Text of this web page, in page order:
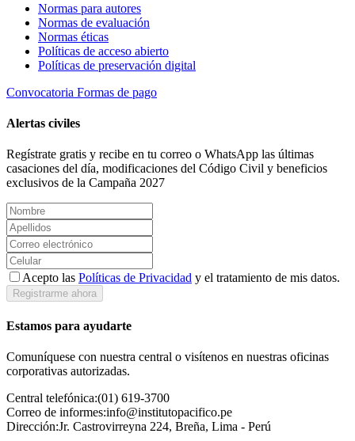
Normas para autores
Normas de evaluación
Normas éticas
Políticas de acceso abierto
Políticas de preservación digital
Convocatoria Formas de pago
Alertas civiles
Regístrate gratis y recibe en tu correo o WhatsApp las últimas
casaciones del día, modificaciones del Código Civil y beneficios
exclusivos de la Campaña 2027
Acepto las Políticas de Privacidad y el tratamiento de mis datos.
Registrarme ahora
Estamos para ayudarte
Comuníquese con nuestra central o visítenos en nuestras oficinas
corporativas autorizadas.
Central telefónica:(01) 619-3700
Correo de informes:info@institutopacifico.pe
Dirección:Jr. Castrovirreyna 224, Breña, Lima - Perú